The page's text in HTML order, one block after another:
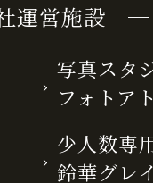
運営施設 ─
写真スタ
フォトア
少人数専
鈴華グレ